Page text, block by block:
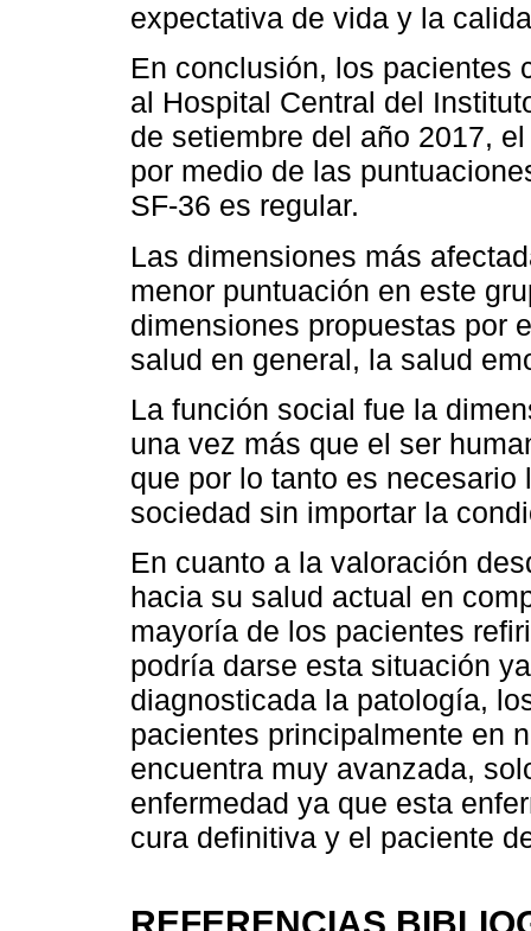
expectativa de vida y la
En conclusión, los pacientes
al Hospital Central del
de setiembre del año 2017,
por medio de las
SF-36 es regular.
Las dimensiones más
menor puntuación en este
dimensiones propuestas por
salud en general, la salud
La función social fue la
una vez más que el ser
que por lo tanto es
sociedad sin importar la
En cuanto a la valoración
hacia su salud actual en
mayoría de los pacientes
podría darse esta situación
diagnosticada la patología,
pacientes principalmente en
encuentra muy avanzada,
enfermedad ya que esta
cura definitiva y el paciente
REFERENCIAS